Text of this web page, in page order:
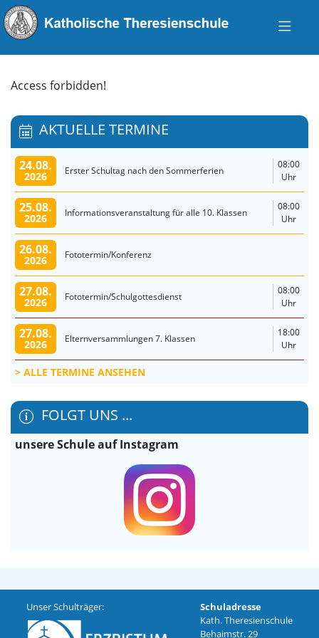
Access forbidden!
AKTUELLE TERMINE
24.08.
2026 Erster Schultag nach den Sommerferien
08:00
Uhr
25.08.
2026 Informationsveranstaltung für alle 10. Klassen
08:00
Uhr
26.08.
2026 Fototermin/Konferenz
27.08.
2026 Fototermin/Schulgottesdienst
08:00
Uhr
27.08.
2026 Elternversammlungen 7. Klassen
18:00
Uhr
ALLE TERMINE ANSEHEN
FOLGT UNS ...
unsere Schule auf Instagram
Unser Schulträger:
Schuladresse
Kath. Theresienschule
Behaimstr. 29